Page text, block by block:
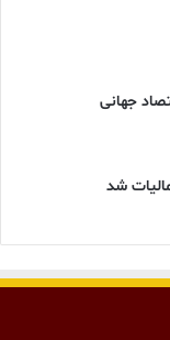
جهانی
شد